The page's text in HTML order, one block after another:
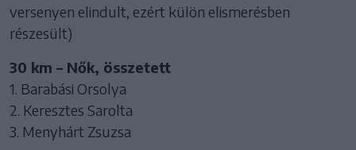
versenyen elindult, ezért külön elismerésben
részesült)
30 km – Nők, összetett
1. Barabási Orsolya
2. Keresztes Sarolta
3. Menyhárt Zsuzsa